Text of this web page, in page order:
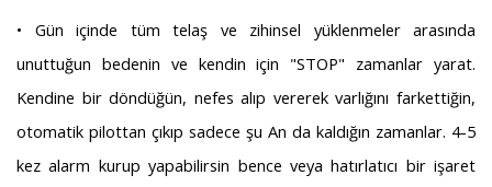
• Gün içinde tüm telaş ve zihinsel yüklenmeler arasında
unuttuğun bedenin ve kendin için "STOP" zamanlar yarat.
Kendine bir döndüğün, nefes alıp vererek varlığını farkettiğin,
otomatik pilottan çıkıp sadece şu An da kaldığın zamanlar. 4-5
kez alarm kurup yapabilirsin bence veya hatırlatıcı bir işaret